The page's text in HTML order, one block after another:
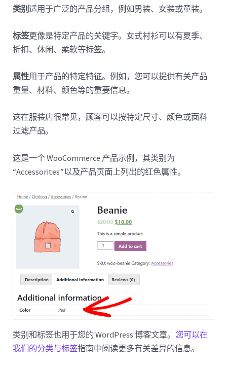
类别适用于广泛的产品分组，例如男装、女装或童装。
标签更像是特定产品的关键字。女式衬衫可以有夏季、
折扣、休闲、柔软等标签。
属性用于产品的特定特征。例如，您可以提供有关产品
重量、材料、颜色等的重要信息。
这在服装店很常见，顾客可以按特定尺寸、颜色或面料
过滤产品。
这是一个 WooCommerce 产品示例，其类别为
“Accessorites”以及产品页面上列出的红色属性。
类别和标签也用于您的 WordPress 博客文章。您可以在
我们的分类与标签指南中阅读更多有关差异的信息。